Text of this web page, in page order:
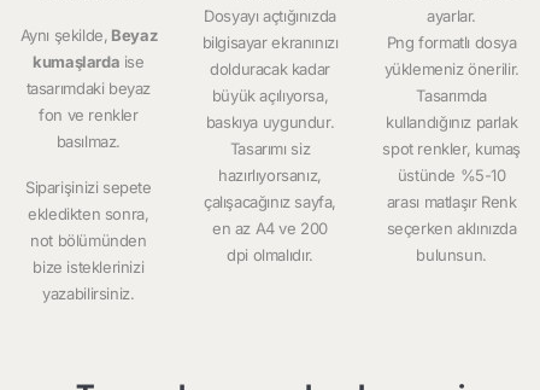
Aynı şekilde, Beyaz
kumaşlarda ise
tasarımdaki beyaz
fon ve renkler
basılmaz.
Siparişinizi sepete
ekledikten sonra,
not bölümünden
bize isteklerinizi
yazabilirsiniz.
Dosyayı açtığınızda
bilgisayar ekranınızı
dolduracak kadar
büyük açılıyorsa,
baskıya uygundur.
Tasarımı siz
hazırlıyorsanız,
çalışacağınız sayfa,
en az A4 ve 200
dpi olmalıdır.
ayarlar.
Png formatlı dosya
yüklemeniz önerilir.
Tasarımda
kullandığınız parlak
spot renkler, kumaş
üstünde %5-10
arası matlaşır Renk
seçerken aklınızda
bulunsun.